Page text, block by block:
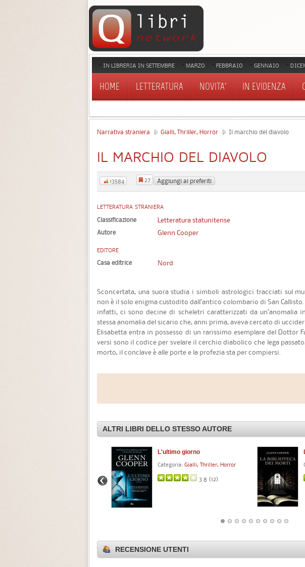
IN LIBRERIA IN SETTEMBRE MARZO FEBBRAIO GENNAIO
HOME LETTERATURA NOVITA' IN EVIDENZA
Narrativa straniera Gialli, Thriller, Horror Il marchio del diavolo
IL MARCHIO DEL DIAVOLO
13584 27 Aggiungi ai preferiti
LETTERATURA STRANIERA
Classificazione Letteratura statunitense
Autore Glenn Cooper
EDITORE
Casa editrice Nord
Sconcertata, una suora studia i simboli astrologici tracciati sul
non è il solo enigma custodito dall’antico colombario di San
infatti, ci sono decine di scheletri caratterizzati da un’anomalia
stessa anomalia del sicario che, anni prima, aveva cercato di
Elisabetta entra in possesso di un rarissimo esemplare del Dottor
versi sono il codice per svelare il cerchio diabolico che lega
morto, il conclave è alle porte e la profezia sta per compiersi.
ALTRI LIBRI DELLO STESSO AUTORE
L'ultimo giorno
Categoria: Gialli, Thriller, Horror
3.8 (12)
RECENSIONE UTENTI